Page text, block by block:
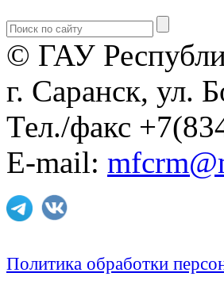
© ГАУ
г. Саранск, ул.
Тел./факс
E-mail:
Политика обработки